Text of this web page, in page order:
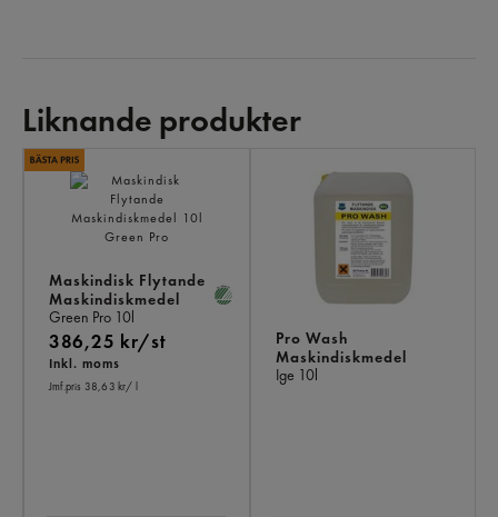
Liknande produkter
Maskindisk Flytande
Maskindiskmedel
Green Pro 10l
386,25 kr/st
Inkl. moms
Jmf.pris 38,63 kr/ l
Pro Wash
Maskindiskmedel
Ige 10l